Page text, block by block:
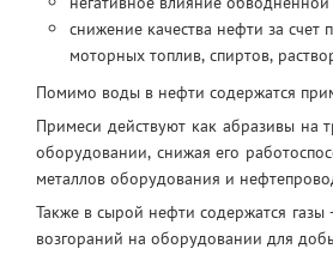
снижение качества нефти за
моторных топлив, спиртов,
Помимо воды в нефти содержатся
Примеси действуют как абразивы на
оборудовании, снижая его
металлов оборудования и
Также в сырой нефти содержатся
возгораний на оборудовании для